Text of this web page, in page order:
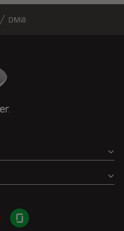
DMi8
Logo
Glassdoor